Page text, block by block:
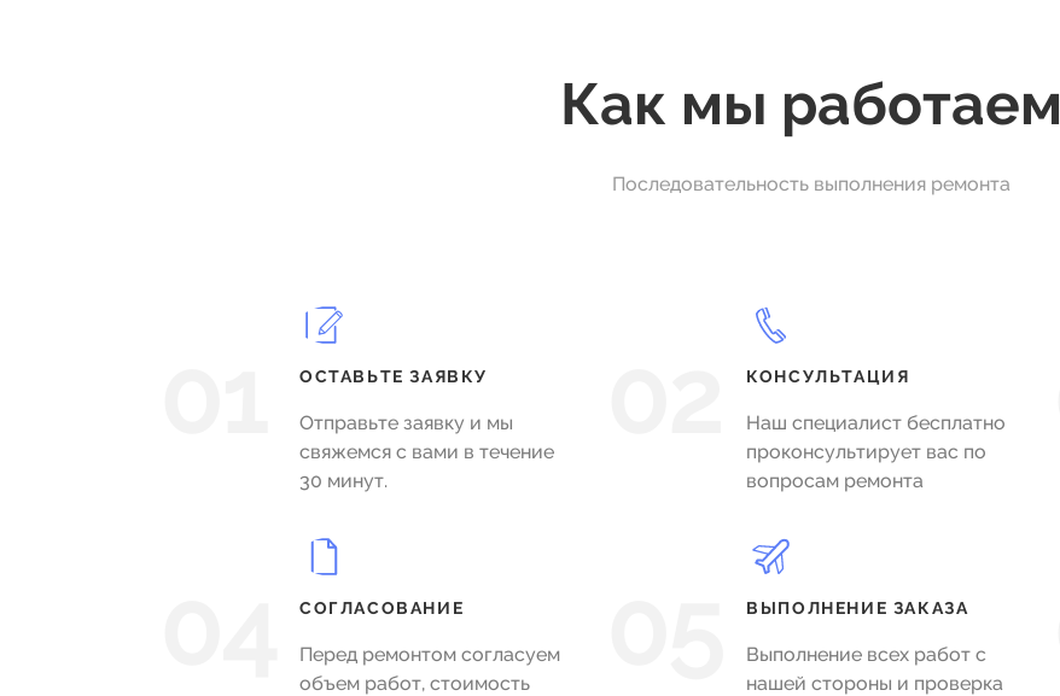
Как мы работаем
Последовательность выполнения ремонта
ОСТАВЬТЕ ЗАЯВКУ
Отправьте заявку и мы
свяжемся с вами в течение
30 минут.
КОНСУЛЬТАЦИЯ
Наш специалист бесплатно
проконсультирует вас по
вопросам ремонта
СОГЛАСОВАНИЕ
Перед ремонтом согласуем
объем работ, стоимость
ВЫПОЛНЕНИЕ ЗАКАЗА
Выполнение всех работ с
нашей стороны и проверка